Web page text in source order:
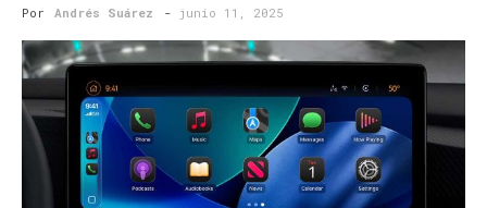
Por Andrés Suárez - junio 11, 2025